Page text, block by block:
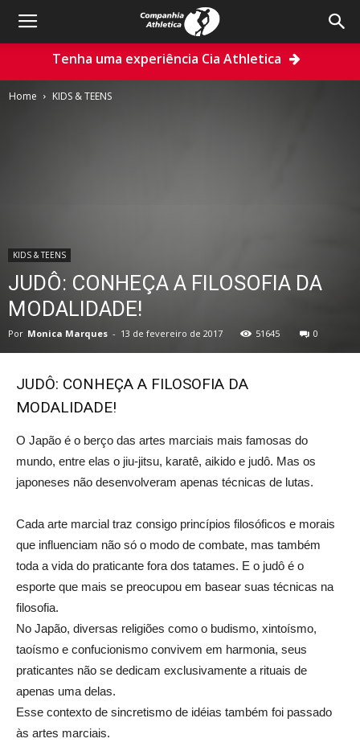
Tenha uma experiência Cia Athletica
Home KIDS & TEENS
KIDS & TEENS
JUDÔ: CONHEÇA A FILOSOFIA DA
MODALIDADE!
Por Monica Marques - 13 de fevereiro de 2017 51645 0
JUDÔ: CONHEÇA A FILOSOFIA DA
MODALIDADE!
O Japão é o berço das artes marciais mais famosas do
mundo, entre elas o jiu-jitsu, karatê, aikido e judô. Mas os
japoneses não desenvolveram apenas técnicas de lutas.
Cada arte marcial traz consigo princípios filosóficos e morais
que influenciam não só o modo de combate, mas também
toda a vida do praticante fora dos tatames. E o judô é o
esporte que mais se preocupou em basear suas técnicas na
filosofia.
No Japão, diversas religiões como o budismo, xintoísmo,
taoísmo e confucionismo convivem em harmonia, seus
praticantes não se dedicam exclusivamente a rituais de
apenas uma delas.
Esse contexto de sincretismo de idéias também foi passado
às artes marciais.